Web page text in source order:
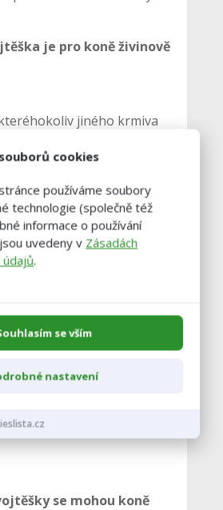
je pro koně živinově
jiného krmiva
živinovým potřebám pro
koní. Nejvhodnější je
mladé a rostoucí
klisny.
vápníku ve vojtěšce je
dávkách bylo koním
bez nežádoucích
se mohou koně
cookies
používáme soubory
technologie (společně též
informace o používání
uvedeny v Zásadách
údajů.
se vším
nastavení